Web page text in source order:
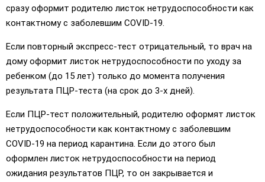
сразу оформит родителю листок нетрудоспособности как
контактному с заболевшим COVID-19.
Если повторный экспресс-тест отрицательный, то врач на
дому оформит листок нетрудоспособности по уходу за
ребенком (до 15 лет) только до момента получения
результата ПЦР-теста (на срок до 3-х дней).
Если ПЦР-тест положительный, родителю оформят листок
нетрудоспособности как контактному с заболевшим
COVID-19 на период карантина. Если до этого был
оформлен листок нетрудоспособности на период
ожидания результатов ПЦР, то он закрывается и